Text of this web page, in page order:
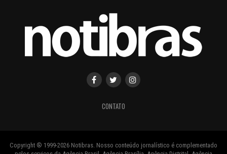
CONTATO
Copyright ® 1999-2026 Notibras. Nosso conteúdo jornalístico é complementado